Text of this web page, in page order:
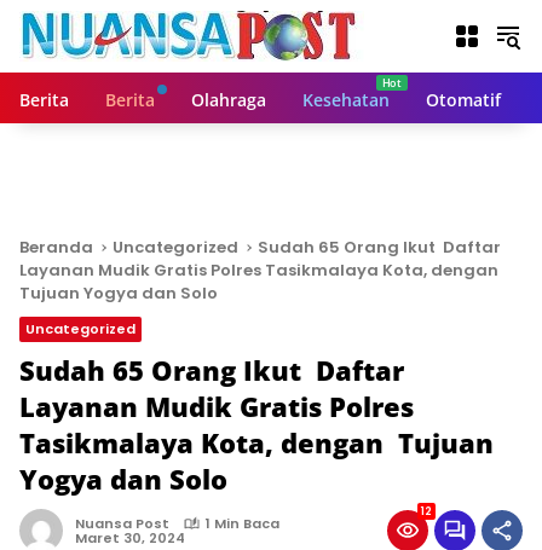
Berita Berita Olahraga Kesehatan Otomatif
Beranda Uncategorized
Sudah 65 Orang Ikut Daftar
Layanan Mudik Gratis Polres Tasikmalaya Kota, dengan
Tujuan Yogya dan Solo
Uncategorized
Sudah 65 Orang Ikut Daftar
Layanan Mudik Gratis Polres
Tasikmalaya Kota, dengan Tujuan
Yogya dan Solo
Nuansa Post 1 Min Baca
Maret 30, 2024
12